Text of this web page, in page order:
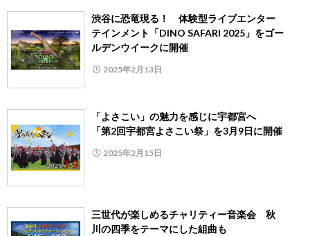
渋谷に恐竜現る！ 体験型ライブエンター
テインメント「DINO SAFARI 2025」をゴー
ルデンウイークに開催
2025年2月13日
「よさこい」の魅力を感じに宇都宮へ
「第2回宇都宮よさこい祭」を3月9日に開催
2025年2月15日
三世代が楽しめるチャリティー音楽会 秋
川の四季をテーマにした組曲も